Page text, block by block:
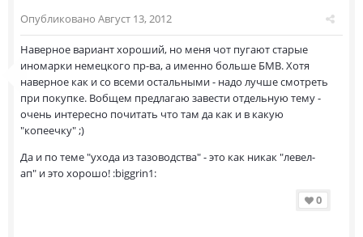
Опубликовано Август 13, 2012
Наверное вариант хороший, но меня чот пугают старые
иномарки немецкого пр-ва, а именно больше БМВ. Хотя
наверное как и со всеми остальными - надо лучше смотреть
при покупке. Вобщем предлагаю завести отдельную тему -
очень интересно почитать что там да как и в какую
"копеечку" ;)
Да и по теме "ухода из тазоводства" - это как никак "левел-
ап" и это хорошо! :biggrin1:
0